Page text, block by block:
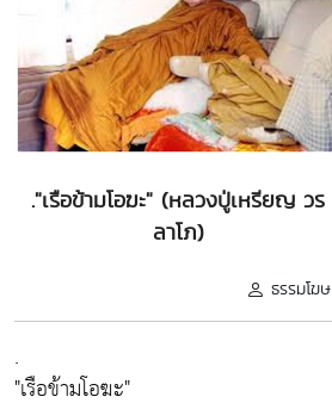
."เรือข้ามโอฆะ" (หลวงปู่เหรียญ วร
ลาโภ)
ธรรมโฆษ
.
"เรือข้ามโอฆะ"